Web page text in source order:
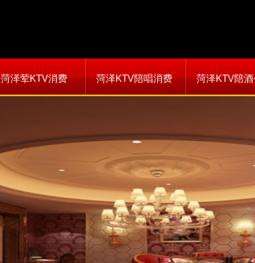
菏泽荤KTV消费 菏泽KTV陪唱消费 菏泽KTV陪